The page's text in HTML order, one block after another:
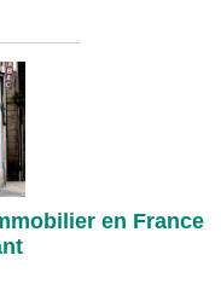
en France